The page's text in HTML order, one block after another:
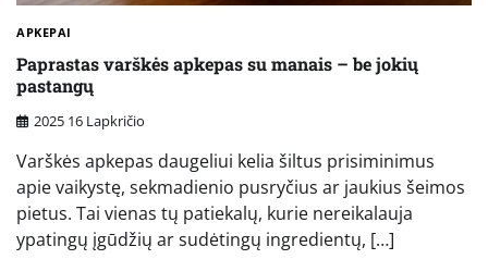
APKEPAI
Paprastas varškės apkepas su manais – be jokių
pastangų
2025 16 Lapkričio
Varškės apkepas daugeliui kelia šiltus prisiminimus
apie vaikystę, sekmadienio pusryčius ar jaukius šeimos
pietus. Tai vienas tų patiekalų, kurie nereikalauja
ypatingų įgūdžių ar sudėtingų ingredientų, […]